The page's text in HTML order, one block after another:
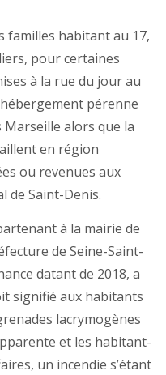
familles habitant au 17,
pour certaines
à la rue du jour au
pérenne
alors que la
en région
ou revenues aux
de Saint-Denis.
à la mairie de
de Seine-Saint-
datant de 2018, a
signifié aux habitants
lacrymogènes
et les habitant-
un incendie s’étant